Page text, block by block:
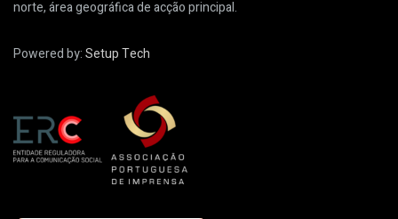
norte, área geográfica de acção principal.
Powered by:Setup Tech